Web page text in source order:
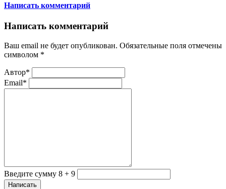
Написать комментарий
Написать комментарий
Ваш email не будет опубликован. Обязательные поля отмечены
символом *
Автор*
Email*
Введите сумму 8 + 9
Написать